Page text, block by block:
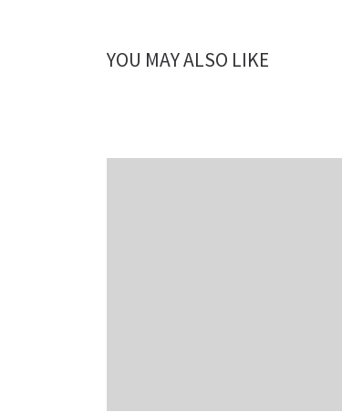
YOU MAY ALSO LIKE